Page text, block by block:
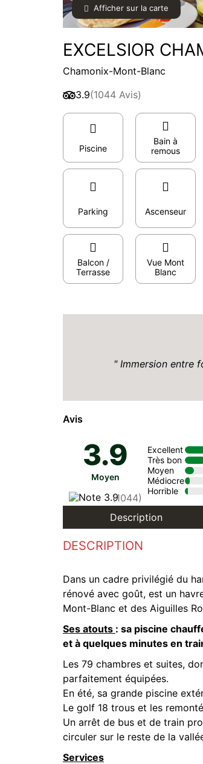
Afficher sur la carte
EXCELSIOR
Chamonix-Mont-Blanc
3.9(1044 Avis)
Piscine
Bain à
remous
Parking Ascenseur
Balcon /
Terrasse
Vue Mont
Blanc
Immersion entre
Avis
3.9
Moyen
(1044)
Excellent
Très bon
Moyen
Médiocre
Horrible
Description
DESCRIPTION
Dans un cadre privilégié du
rénové avec goût, est un
Mont-Blanc et des Aiguilles
Ses atouts : sa piscine
et à quelques minutes en
Les 79 chambres et suites,
parfaitement équipées.
En été, sa grande piscine
Le golf 18 trous et les
Un arrêt de bus et de train
circuler sur le reste de la
Services